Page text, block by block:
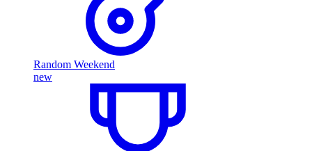
Random Weekend
new